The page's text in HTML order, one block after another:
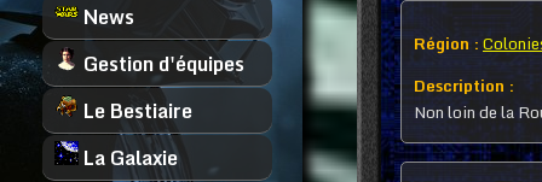
News
Gestion d'équipes
Le Bestiaire
La Galaxie
Région :
Description :
Non loin de la